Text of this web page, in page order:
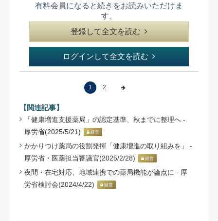
有料会員になると続きをお読みいただけま
す。
登録して全文を読む
ログインして全文を読む
1 2
【関連記事】
「健康増進支援薬局」の認定基準、秋までに整理へ -
厚労省(2025/5/21)
経営
かかりつけ薬局の役割発揮「健康増進の取り組みを」 -
厚労省・医薬担当審議官(2025/2/28)
経営
夜間・在宅対応、地域連携での薬局機能が論点に - 厚
労省検討会(2024/4/22)
経営